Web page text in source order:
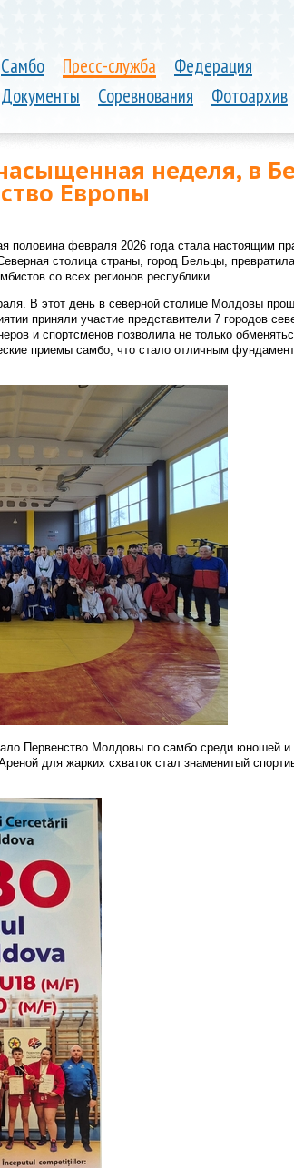
Самбо Пресс-служба
Федерация
Документы
Соревнования Фотоархив
неделя, в
Европы
февраля 2026 года стала настоящим
столица страны, город Бельцы,
со всех регионов республики.
В этот день в северной столице Молдовы
приняли участие представители 7 городов
и спортсменов позволила не только
приемы самбо, что стало отличным
Первенство Молдовы по самбо среди юношей
для жарких схваток стал знаменитый